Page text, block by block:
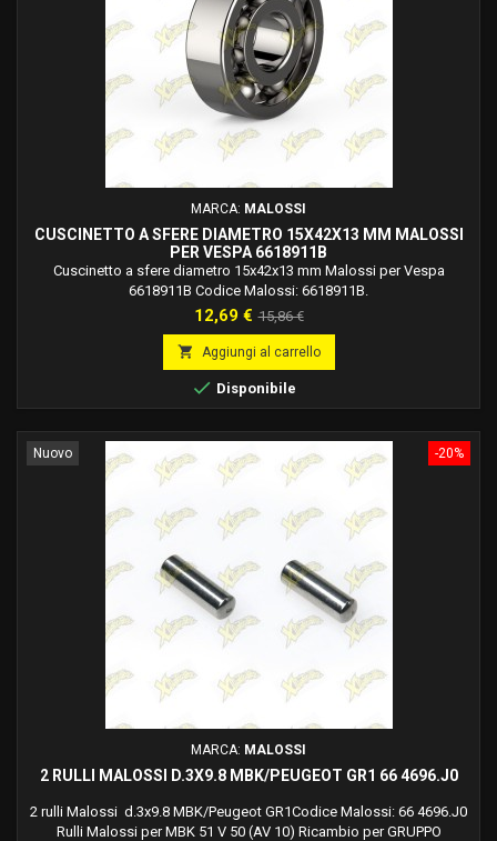
MARCA: MALOSSI
CUSCINETTO A SFERE DIAMETRO 15X42X13 MM MALOSSI
PER VESPA 6618911B
Cuscinetto a sfere diametro 15x42x13 mm Malossi per Vespa
6618911B Codice Malossi: 6618911B.
Prezzo
12,69 € Prezzo
base
15,86 €
 Aggiungi al carrello
 Disponibile
-20%
Nuovo
MARCA: MALOSSI
2 RULLI MALOSSI D.3X9.8 MBK/PEUGEOT GR1 66 4696.J0
2 rulli Malossi d.3x9.8 MBK/Peugeot GR1Codice Malossi: 66 4696.J0
Rulli Malossi per MBK 51 V 50 (AV 10) Ricambio per GRUPPO